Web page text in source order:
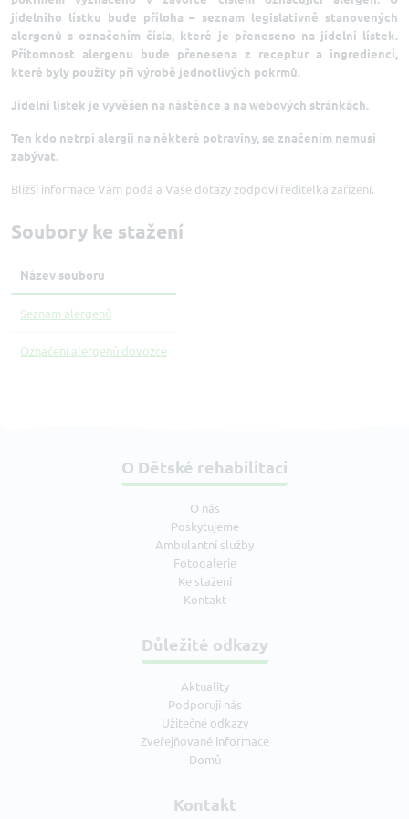
jídelního lístku bude příloha – seznam legislativně stanovených
alergenů s označením čísla, které je přeneseno na jídelní lístek.
Přítomnost alergenu bude přenesena z receptur a ingrediencí,
které byly použity při výrobě jednotlivých pokrmů.
Jídelní lístek je vyvěšen na nástěnce a na webových stránkách.
Ten kdo netrpí alergií na některé potraviny, se značením nemusí
zabývat.
Bližší informace Vám podá a Vaše dotazy zodpoví ředitelka zařízení.
Soubory ke stažení
Název souboru
Seznam alergenů
Označení alergenů dovozce
O Dětské rehabilitaci
O nás
Poskytujeme
Ambulantní služby
Fotogalerie
Ke stažení
Kontakt
Důležité odkazy
Aktuality
Podporují nás
Užitečné odkazy
Zveřejňované informace
Domů
Kontakt